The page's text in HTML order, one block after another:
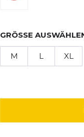
GRÖSSE AUSWÄHLEN
M L XL